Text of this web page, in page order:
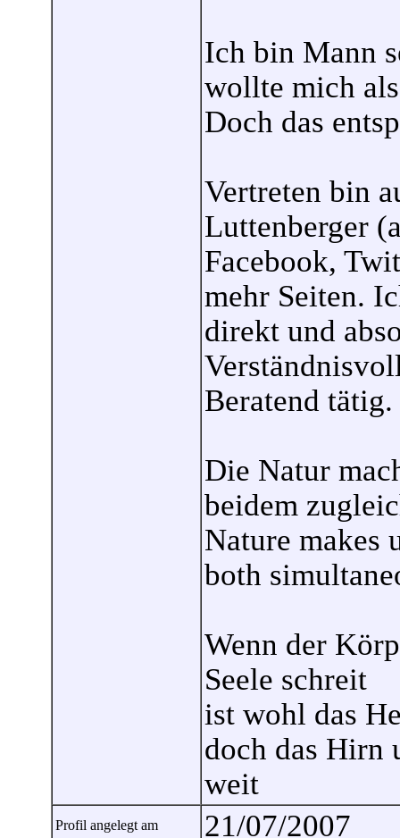
Ich bin Mann
wollte mich
Doch das
Vertreten bin
Luttenberger
Facebook,
mehr Seiten.
direkt und
Beratend tätig.
Die Natur
beidem
Nature makes
both
Wenn der
Seele schreit
ist wohl das
doch das Hirn
weit
Profil angelegt am 21/07/2007